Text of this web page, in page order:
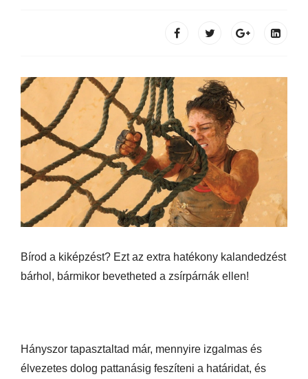
Bírod a kiképzést? Ezt az extra hatékony kalandedzést
bárhol, bármikor bevetheted a zsírpárnák ellen!
Hányszor tapasztaltad már, mennyire izgalmas és
élvezetes dolog pattanásig feszíteni a határidat, és